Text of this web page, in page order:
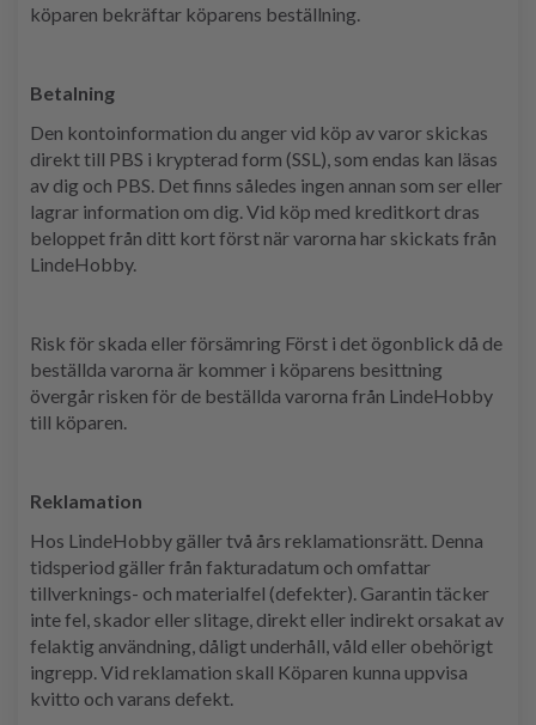
köparen bekräftar köparens beställning.
Betalning
Den kontoinformation du anger vid köp av varor skickas
direkt till PBS i krypterad form (SSL), som endas kan läsas
av dig och PBS. Det finns således ingen annan som ser eller
lagrar information om dig. Vid köp med kreditkort dras
beloppet från ditt kort först när varorna har skickats från
LindeHobby.
Risk för skada eller försämring Först i det ögonblick då de
beställda varorna är kommer i köparens besittning
övergår risken för de beställda varorna från LindeHobby
till köparen.
Reklamation
Hos LindeHobby gäller två års reklamationsrätt. Denna
tidsperiod gäller från fakturadatum och omfattar
tillverknings- och materialfel (defekter). Garantin täcker
inte fel, skador eller slitage, direkt eller indirekt orsakat av
felaktig användning, dåligt underhåll, våld eller obehörigt
ingrepp. Vid reklamation skall Köparen kunna uppvisa
kvitto och varans defekt.